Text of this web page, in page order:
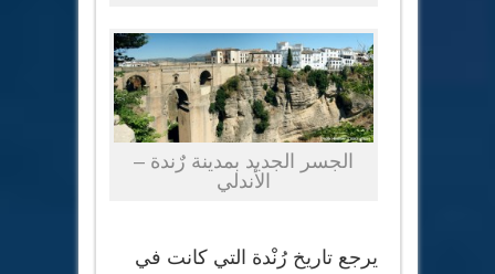
الجسر الجديد بمدينة رٌندة –
الأندلي
يرجع تاريخ رُنْدة التي كانت في